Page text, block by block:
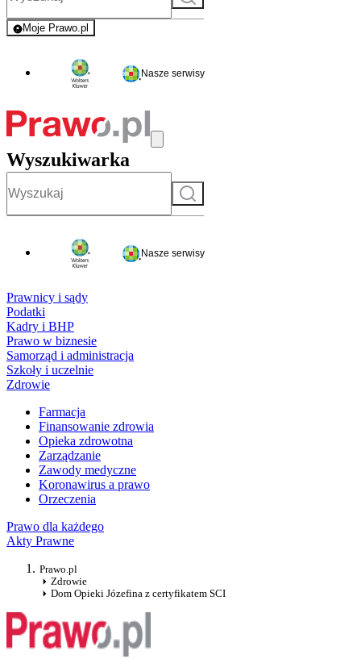
Moje Prawo.pl
- rejestracja i logowanie do serwisu
Nasze serwisy
Wyszukiwarka
Szukaj
Nasze serwisy
Prawnicy i sądy
Podatki
Kadry i BHP
Prawo w biznesie
Samorząd i administracja
Szkoły i uczelnie
Zdrowie
Farmacja
Finansowanie zdrowia
Opieka zdrowotna
Zarządzanie
Zawody medyczne
Koronawirus a prawo
Orzeczenia
Prawo dla każdego
Akty Prawne
Prawo.pl
Zdrowie
Dom Opieki Józefina z certyfikatem SCI